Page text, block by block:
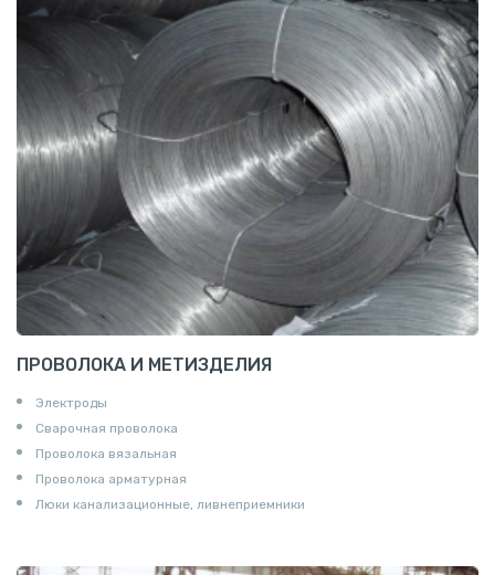
ПРОВОЛОКА И МЕТИЗДЕЛИЯ
Электроды
Сварочная проволока
Проволока вязальная
Проволока арматурная
Люки канализационные, ливнеприемники